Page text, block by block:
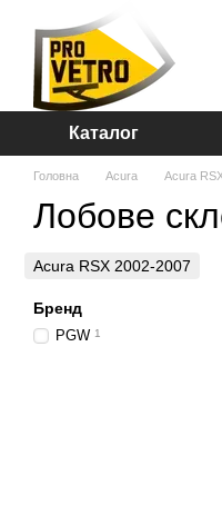
Перейти до основного
Каталог
Головна Acura Acura
Лобове
Acura RSX 2002-2007
Бренд
PGW 1